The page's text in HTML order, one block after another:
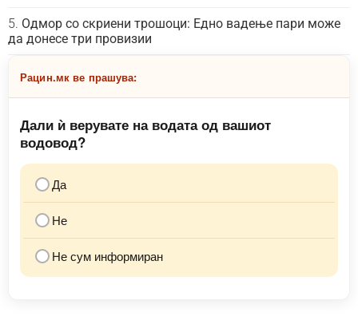
Одмор со скриени трошоци: Едно вадење пари може
да донесе три провизии
Рацин.мк ве прашува:
Дали ѝ верувате на водата од вашиот
водовод?
Да
Не
Не сум информиран